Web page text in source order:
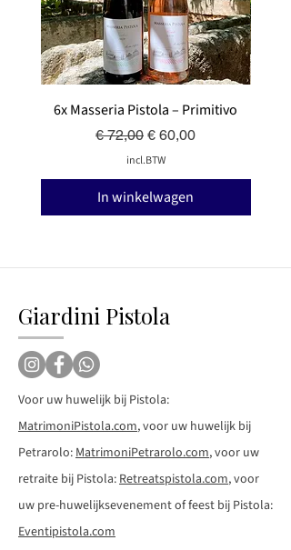
6x Masseria Pistola – Primitivo
Normale prijs
€ 72,00 Verkoopprijs
€ 60,00
incl.BTW
In winkelwagen
Giardini Pistola
Voor uw huwelijk bij Pistola:
MatrimoniPistola.com, voor uw huwelijk bij
Petrarolo:MatrimoniPetrarolo.com, voor uw
retraite bij Pistola:Retreatspistola.com, voor
uw pre-huwelijksevenement of feest bij Pistola:
Eventipistola.com